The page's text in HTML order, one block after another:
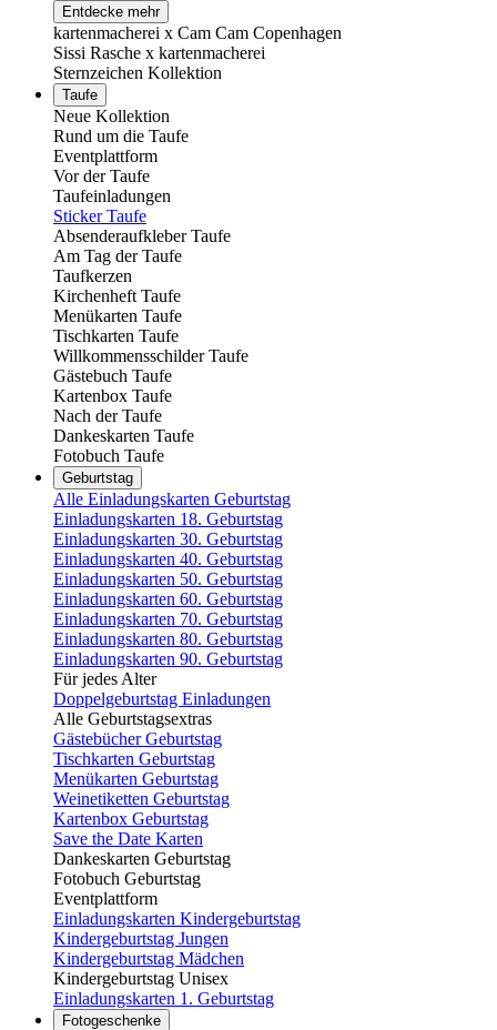
Entdecke mehr
kartenmacherei x Cam Cam Copenhagen
Sissi Rasche x kartenmacherei
Sternzeichen Kollektion
Taufe
Neue Kollektion
Rund um die Taufe
Eventplattform
Vor der Taufe
Taufeinladungen
Sticker Taufe
Absenderaufkleber Taufe
Am Tag der Taufe
Taufkerzen
Kirchenheft Taufe
Menükarten Taufe
Tischkarten Taufe
Willkommensschilder Taufe
Gästebuch Taufe
Kartenbox Taufe
Nach der Taufe
Dankeskarten Taufe
Fotobuch Taufe
Geburtstag
Alle Einladungskarten Geburtstag
Einladungskarten 18. Geburtstag
Einladungskarten 30. Geburtstag
Einladungskarten 40. Geburtstag
Einladungskarten 50. Geburtstag
Einladungskarten 60. Geburtstag
Einladungskarten 70. Geburtstag
Einladungskarten 80. Geburtstag
Einladungskarten 90. Geburtstag
Für jedes Alter
Doppelgeburtstag Einladungen
Alle Geburtstagsextras
Gästebücher Geburtstag
Tischkarten Geburtstag
Menükarten Geburtstag
Weinetiketten Geburtstag
Kartenbox Geburtstag
Save the Date Karten
Dankeskarten Geburtstag
Fotobuch Geburtstag
Eventplattform
Einladungskarten Kindergeburtstag
Kindergeburtstag Jungen
Kindergeburtstag Mädchen
Kindergeburtstag Unisex
Einladungskarten 1. Geburtstag
Fotogeschenke